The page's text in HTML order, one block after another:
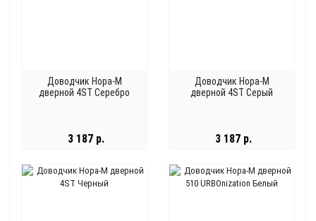
Доводчик Нора-М
дверной 4ST Серебро
3 187 р.
Доводчик Нора-М
дверной 4ST Серый
3 187 р.